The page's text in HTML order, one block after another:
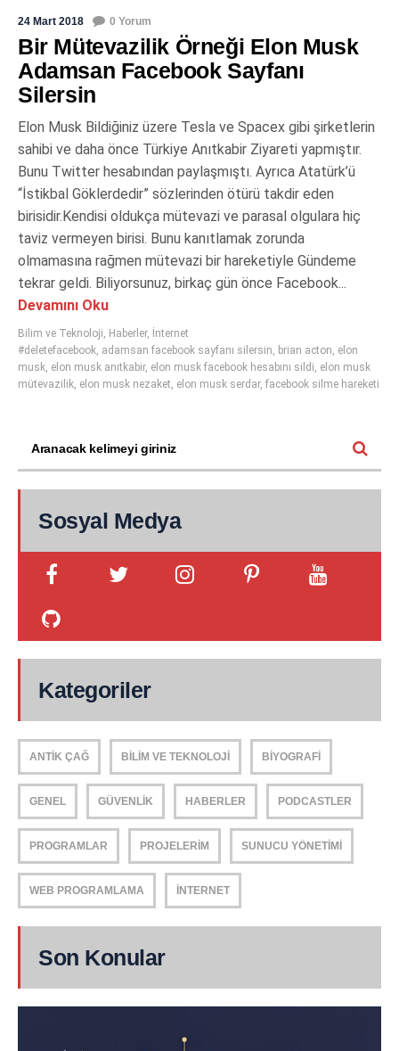
24 Mart 2018 0 Yorum
Bir Mütevazilik Örneği Elon Musk
Adamsan Facebook Sayfanı
Silersin
Elon Musk Bildiğiniz üzere Tesla ve Spacex gibi şirketlerin
sahibi ve daha önce Türkiye Anıtkabir Ziyareti yapmıştır.
Bunu Twitter hesabından paylaşmıştı. Ayrıca Atatürk’ü
“İstikbal Göklerdedir” sözlerinden ötürü takdir eden
birisidir.Kendisi oldukça mütevazi ve parasal olgulara hiç
taviz vermeyen birisi. Bunu kanıtlamak zorunda
olmamasına rağmen mütevazi bir hareketiyle Gündeme
tekrar geldi. Biliyorsunuz, birkaç gün önce Facebook...
Devamını Oku
Bilim ve Teknoloji, Haberler, İnternet
#deletefacebook, adamsan facebook sayfanı silersin, brian acton, elon
musk, elon musk anıtkabir, elon musk facebook hesabını sildi, elon musk
mütevazilik, elon musk nezaket, elon musk serdar, facebook silme hareketi
Sosyal Medya
Kategoriler
ANTIK ÇAĞ BILIM VE TEKNOLOJI BIYOGRAFI
GENEL GÜVENLIK HABERLER PODCASTLER
PROGRAMLAR PROJELERIM SUNUCU YÖNETIMI
WEB PROGRAMLAMA İNTERNET
Son Konular